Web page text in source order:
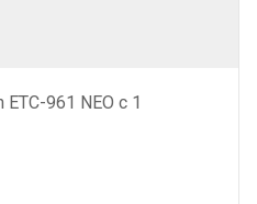
961 NEO с 1